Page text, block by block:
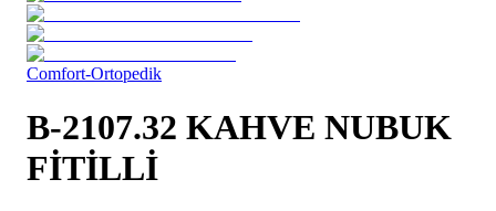
Comfort-Ortopedik
B-2107.32 KAHVE NUBUK
FİTİLLİ